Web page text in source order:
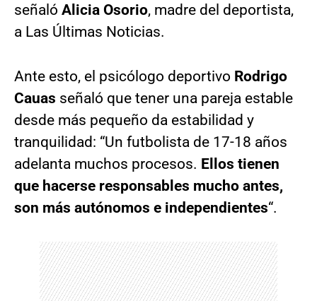
señaló Alicia Osorio, madre del deportista,
a Las Últimas Noticias.
Ante esto, el psicólogo deportivo Rodrigo
Cauas señaló que tener una pareja estable
desde más pequeño da estabilidad y
tranquilidad: “Un futbolista de 17-18 años
adelanta muchos procesos. Ellos tienen
que hacerse responsables mucho antes,
son más autónomos e independientes“.